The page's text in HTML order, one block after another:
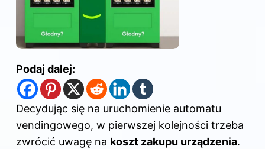
Podaj dalej:
Decydując się na uruchomienie automatu
vendingowego, w pierwszej kolejności trzeba
zwrócić uwagę na koszt zakupu urządzenia.